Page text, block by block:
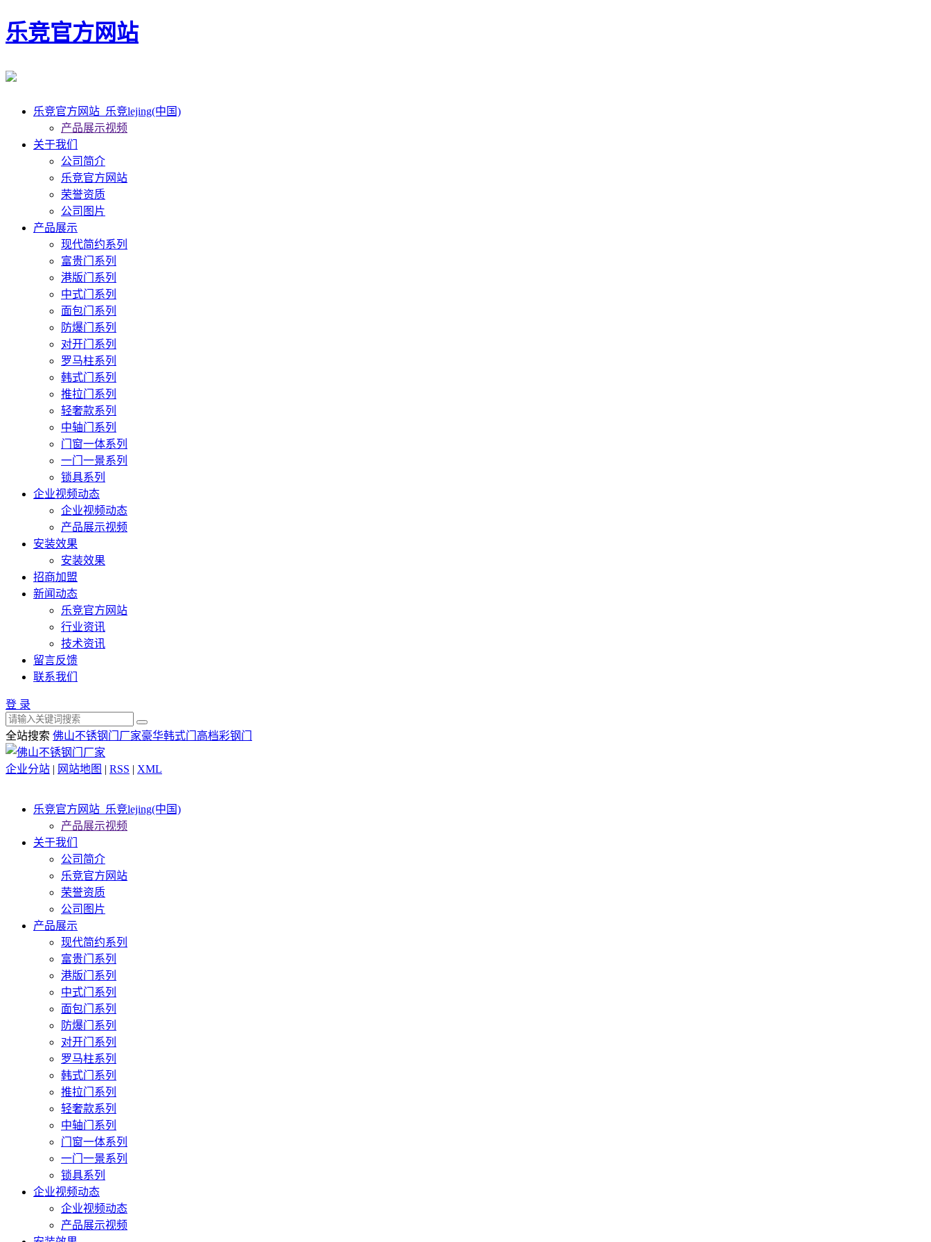
乐竞官方网站
乐竞官方网站_乐竞lejing(中国)
产品展示视频
关于我们
公司简介
乐竞官方网站
荣誉资质
公司图片
产品展示
现代简约系列
富贵门系列
港版门系列
中式门系列
面包门系列
防爆门系列
对开门系列
罗马柱系列
韩式门系列
推拉门系列
轻奢款系列
中轴门系列
门窗一体系列
一门一景系列
锁具系列
企业视频动态
企业视频动态
产品展示视频
安装效果
安装效果
招商加盟
新闻动态
乐竞官方网站
行业资讯
技术资讯
留言反馈
联系我们
登 录
全站搜索 佛山不锈钢门厂家豪华韩式门 高档彩钢门
企业分站 | 网站地图 | RSS | XML
乐竞官方网站_乐竞lejing(中国)
产品展示视频
关于我们
公司简介
乐竞官方网站
荣誉资质
公司图片
产品展示
现代简约系列
富贵门系列
港版门系列
中式门系列
面包门系列
防爆门系列
对开门系列
罗马柱系列
韩式门系列
推拉门系列
轻奢款系列
中轴门系列
门窗一体系列
一门一景系列
锁具系列
企业视频动态
企业视频动态
产品展示视频